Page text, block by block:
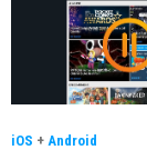
iOS + Android